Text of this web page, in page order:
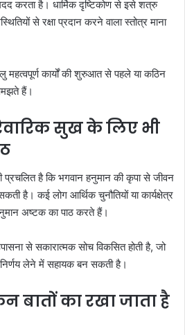
करता है। धार्मिक दृष्टिकोण से इसे शत्रु
से रक्षा प्रदान करने वाला स्तोत्र माना
महत्वपूर्ण कार्यों की शुरुआत से पहले या कठिन
हैं।
सुख के लिए भी
प्रचलित है कि भगवान हनुमान की कृपा से जीवन
है। कई लोग आर्थिक चुनौतियों या कार्यक्षेत्र
अष्टक का पाठ करते हैं।
से सकारात्मक सोच विकसित होती है, जो
निर्णय लेने में सहायक बन सकती है।
बातों का रखा जाता है